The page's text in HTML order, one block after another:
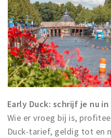
Early Duck: schrijf je nu
Wie er vroeg bij is,
Duck-tarief, geldig tot en